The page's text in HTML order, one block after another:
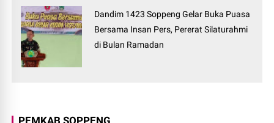
Dandim 1423 Soppeng Gelar Buka Puasa
Bersama Insan Pers, Pererat Silaturahmi
di Bulan Ramadan
PEMKAB SOPPENG